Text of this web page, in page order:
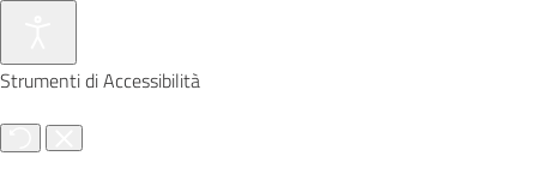
Strumenti di Accessibilità
Skip to main content